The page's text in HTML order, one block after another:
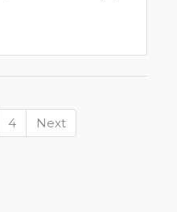
4 Next